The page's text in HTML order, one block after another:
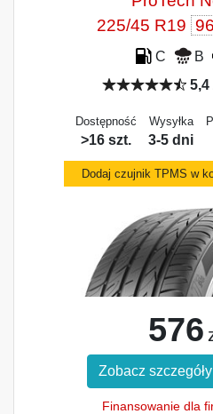
225/45 R19 96
C B
5,4
Dostępność
>16 szt.
Wysyłka
3-5 dni
Dodaj czujnik TPMS w
576
Zobacz szczegóły
Finansowanie dla